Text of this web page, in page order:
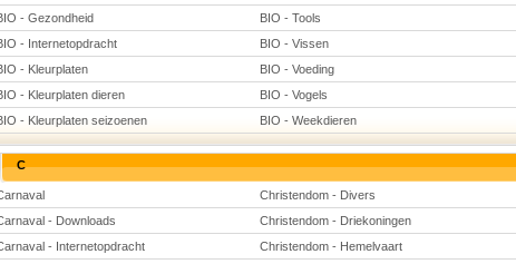
- Gezondheid
BIO - Tools
- Internetopdracht
BIO - Vissen
- Kleurplaten
BIO - Voeding
- Kleurplaten dieren
BIO - Vogels
- Kleurplaten seizoenen
BIO - Weekdieren
C
Christendom - Divers
- Downloads
Christendom - Driekoningen
- Internetopdracht
Christendom - Hemelvaart